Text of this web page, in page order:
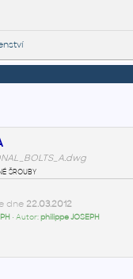
šrouby
dne 22.03.2012
• Autor:philippe JOSEPH